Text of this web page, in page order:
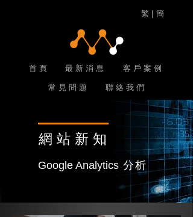
繁 | 簡
首 頁 最 新 消 息
常 見 問 題
客 戶 案 例
聯 絡 我 們
網站新知
Google Analytics 分析